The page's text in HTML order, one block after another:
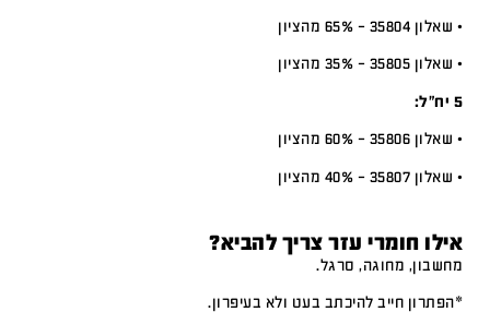
• שאלון 35804 – 65% מהציון
• שאלון 35805 – 35% מהציון
5 יח”ל:
• שאלון 35806 – 60% מהציון
• שאלון 35807 – 40% מהציון
אילו חומרי עזר צריך להביא?
מחשבון, מחוגה, סרגל.
*הפתרון חייב להיכתב בעט ולא בעיפרון.